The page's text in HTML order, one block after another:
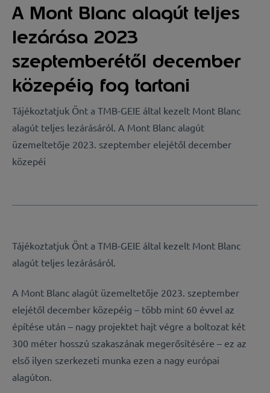
A Mont Blanc alagút teljes
lezárása 2023
szeptemberétől december
közepéig fog tartani
Tájékoztatjuk Önt a TMB-GEIE által kezelt Mont Blanc
alagút teljes lezárásáról. A Mont Blanc alagút
üzemeltetője 2023. szeptember elejétől december
közepéi
Tájékoztatjuk Önt a TMB-GEIE által kezelt Mont Blanc
alagút teljes lezárásáról.
A Mont Blanc alagút üzemeltetője 2023. szeptember
elejétől december közepéig – több mint 60 évvel az
építése után – nagy projektet hajt végre a boltozat két
300 méter hosszú szakaszának megerősítésére – ez az
első ilyen szerkezeti munka ezen a nagy európai
alagúton.